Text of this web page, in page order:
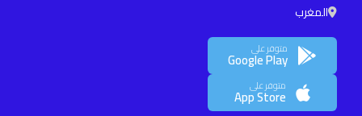
المغرب
متوفر على
Google Play
متوفر على
App Store